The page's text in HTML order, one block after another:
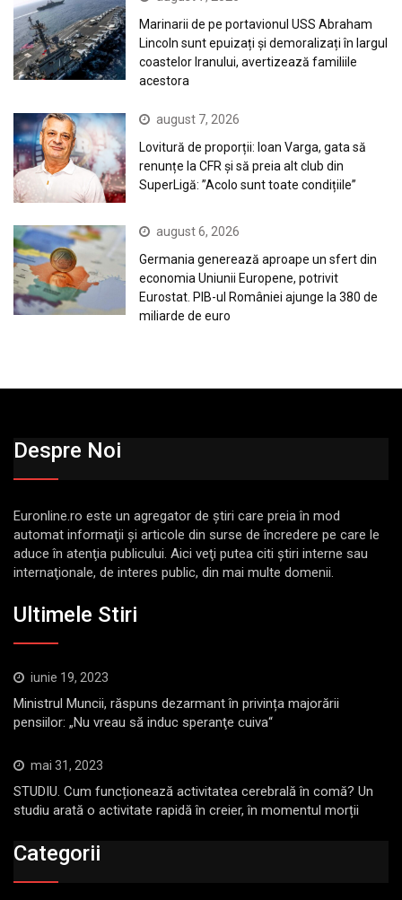
Marinarii de pe portavionul USS Abraham
Lincoln sunt epuizați și demoralizați în largul
coastelor Iranului, avertizează familiile
acestora
august 7, 2026
Lovitură de proporții: Ioan Varga, gata să
renunțe la CFR și să preia alt club din
SuperLigă: ”Acolo sunt toate condițiile”
august 6, 2026
Germania generează aproape un sfert din
economia Uniunii Europene, potrivit
Eurostat. PIB-ul României ajunge la 380 de
miliarde de euro
Despre Noi
Euronline.ro este un agregator de ştiri care preia în mod
automat informaţii şi articole din surse de încredere pe care le
aduce în atenţia publicului. Aici veţi putea citi ştiri interne sau
internaţionale, de interes public, din mai multe domenii.
Ultimele Stiri
iunie 19, 2023
Ministrul Muncii, răspuns dezarmant în privința majorării
pensiilor: „Nu vreau să induc speranţe cuiva“
mai 31, 2023
STUDIU. Cum funcționează activitatea cerebrală în comă? Un
studiu arată o activitate rapidă în creier, în momentul morții
Categorii